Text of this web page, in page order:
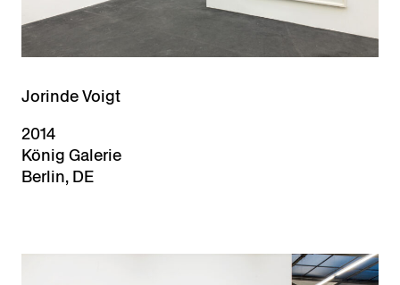
Jorinde Voigt
2014
König Galerie
Berlin, DE